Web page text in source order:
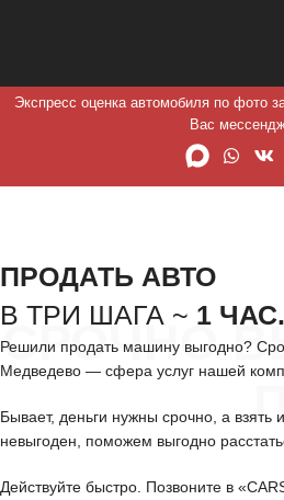
Экспресс оценка автомобиля по фото
Вас
СРОЧНО
ПРОДАТЬ АВТО
В ТРИ ШАГА ~ 1 ЧАС.
Решили продать машину выгодно?
Медведево — сфера услуг нашей
Бывает, деньги нужны срочно, а взять
невыгоден, поможем выгодно
Действуйте быстро. Позвоните в